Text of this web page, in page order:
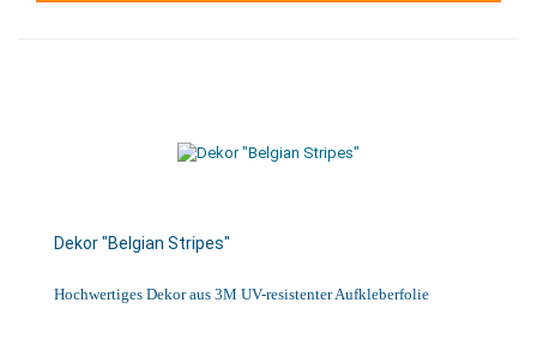
Dekor "Belgian Stripes"
Hochwertiges Dekor aus 3M UV-resistenter Aufkleberfolie